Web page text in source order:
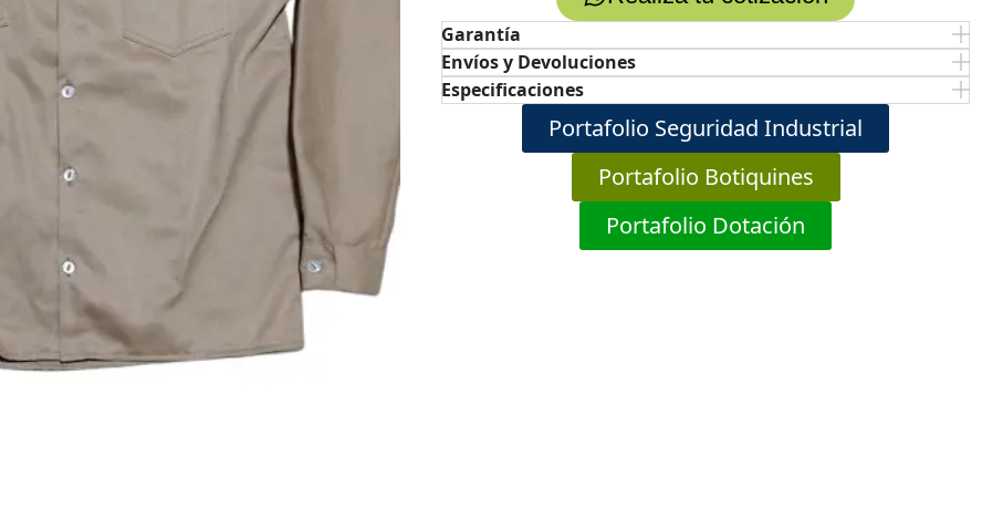
Garantía
Envíos y Devoluciones
Especificaciones
Portafolio Seguridad Industrial
Portafolio Botiquines
Portafolio Dotación